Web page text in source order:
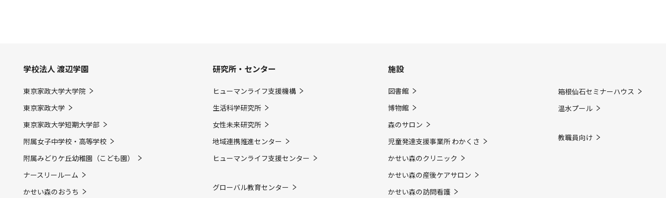
学校法人 渡辺学園
東京家政大学大学院
東京家政大学
東京家政大学短期大学部
附属女子中学校・高等学校
附属みどりケ丘幼稚園（こども園）
ナースリールーム
かせい森のおうち
研究所・センター
ヒューマンライフ支援機構
生活科学研究所
女性未来研究所
地域連携推進センター
ヒューマンライフ支援センター
グローバル教育センター
施設
図書館
博物館
森のサロン
児童発達支援事業所 わかくさ
かせい森のクリニック
かせい森の産後ケアサロン
かせい森の訪問看護
箱根仙石セミナーハウス
温水プール
教職員向け